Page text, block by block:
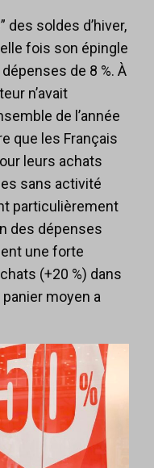
des soldes d’hiver,
fois son épingle
de 8 %. À
n’avait
de l’année
que les Français
leurs achats
sans activité
particulièrement
des dépenses
une forte
(+20 %) dans
moyen a